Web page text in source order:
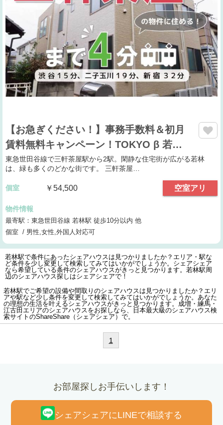
【お急ぎください！】事務手数料＆初月
賃料無料キャンペーン！TOKYO β 若…
東急世田谷線で三軒茶屋駅から2駅。閑静な住宅街が広がる若林
は、緑も多くのどかな街です。 三軒茶屋…
個室 ￥54,500 空室アリ
物件情報
最寄駅：東急世田谷線 若林駅 徒歩10分以内 他
個室 / 男性,女性,外国人対応可
若林駅で条件にあったシェアハウスは見つかりましたか？エリア・駅な
ど条件を少し変更して検索してみてはいかがでしょうか。シェアシェア
なら希望している条件のシェアハウスがきっと見つかります。若林駅周
辺のシェアハウス探しはシェアシェアで！
若林駅でご希望の設備や間取りのシェアハウスは見つかりましたか？エリ
アや駅など少し条件を変更して検索してみてはいかがでしょうか。あなた
の理想の生活を叶えるシェアハウスがきっと見つかります。成増・練馬・
江古田エリアのシェアハウスをお探しなら、日本最大級のシェアハウス検
索サイトのShareShare（シェアシェア）で。
1
お部屋探しお手伝いします！
シェアシェアにLINEで相談する